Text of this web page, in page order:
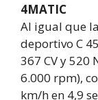
4MATIC
Al igual que
deportivo C
367 CV y 520
6.000 rpm),
km/h en 4,9